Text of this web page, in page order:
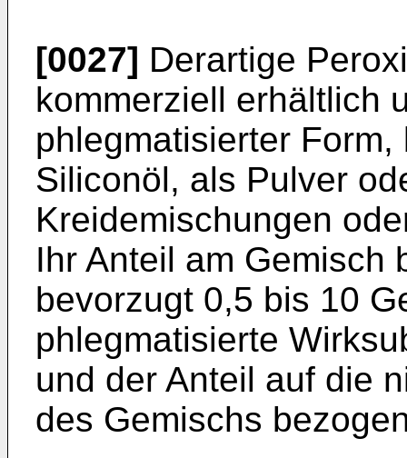
[0027] Derartige
kommerziell erhältlich
phlegmatisierter
Siliconöl, als Pulver
Kreidemischungen
Ihr Anteil am Gemisch
bevorzugt 0,5 bis 10
phlegmatisierte
und der Anteil auf die
des Gemischs